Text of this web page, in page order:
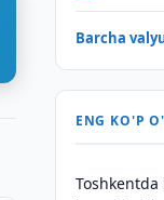
Barcha
ENG KO'P